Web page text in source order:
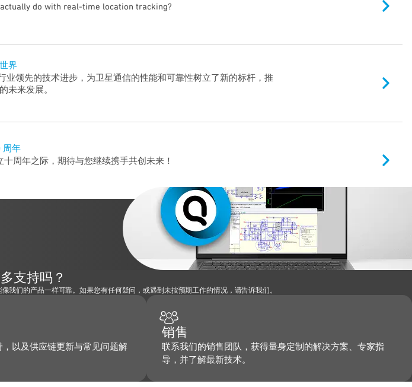
do with real-time location tracking?
界
业领先的技术进步，为卫星通信的性能和可靠性树立了新的标杆，推
未来发展。
周年
十周年之际，期待与您继续携手共创未来！
支持吗？
们的产品一样可靠。如果您有任何疑问，或遇到未按预期工作的情况，请告诉我们。
以及供应链更新与常见问题解
销售
联系我们的销售团队，获得量身定制的解决方案、专家指
导，并了解最新技术。